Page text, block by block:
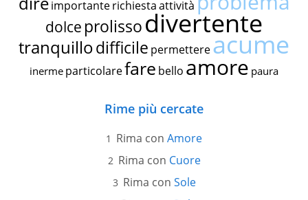
importante richiestaattività
dolce prolissodivertente
tranquillodifficile permettereacume
inerme particolarefare bello amore paura
Rime più cercate
Rima con Amore
Rima con Cuore
Rima con Sole